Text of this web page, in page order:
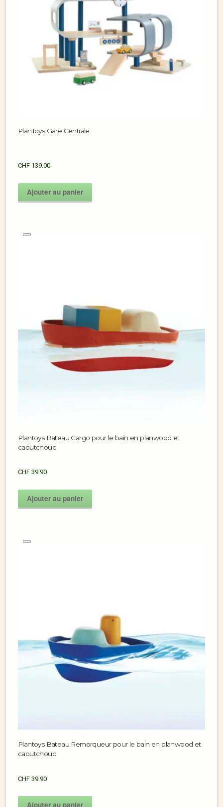
PlanToys Gare Centrale
CHF 139.00
Ajouter au panier
Plantoys Bateau Cargo pour le bain en planwood et
caoutchouc
CHF 39.90
Ajouter au panier
Plantoys Bateau Remorqueur pour le bain en planwood et
caoutchouc
CHF 39.90
Ajouter au panier